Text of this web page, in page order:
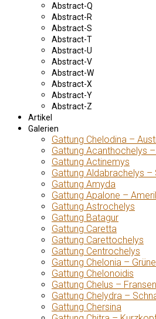
Abstract-Q
Abstract-R
Abstract-S
Abstract-T
Abstract-U
Abstract-V
Abstract-W
Abstract-X
Abstract-Y
Abstract-Z
Artikel
Galerien
Gattung Chelodina –
Gattung Acanthochelys
Gattung Actinemys
Gattung Aldabrachelys
Gattung Amyda
Gattung Apalone –
Gattung Astrochelys
Gattung Batagur
Gattung Caretta
Gattung Carettochelys
Gattung Centrochelys
Gattung Chelonia –
Gattung Chelonoidis
Gattung Chelus –
Gattung Chelydra –
Gattung Chersina